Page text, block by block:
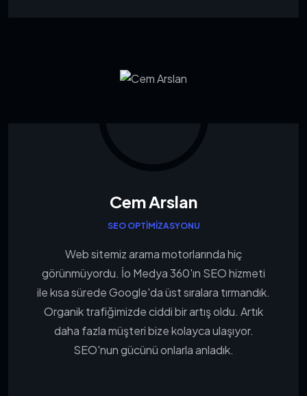
Cem Arslan
SEO OPTIMIZASYONU
Web sitemiz arama motorlarında hiç
görünmüyordu. İo Medya 360'ın SEO hizmeti
ile kısa sürede Google'da üst sıralara tırmandık.
Organik trafiğimizde ciddi bir artış oldu. Artık
daha fazla müşteri bize kolayca ulaşıyor.
SEO'nun gücünü onlarla anladık.